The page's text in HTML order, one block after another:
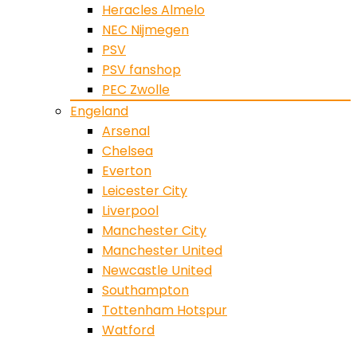
Heracles Almelo
NEC Nijmegen
PSV
PSV fanshop
PEC Zwolle
Engeland
Arsenal
Chelsea
Everton
Leicester City
Liverpool
Manchester City
Manchester United
Newcastle United
Southampton
Tottenham Hotspur
Watford